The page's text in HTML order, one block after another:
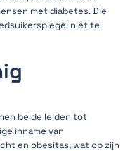
met diabetes. Die
niet te
beide leiden tot
inname van
en obesitas, wat op zijn